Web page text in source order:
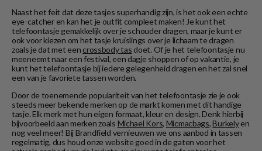
Naast het feit dat deze tasjes superhandig zijn, is het ook een echte
eye-catcher en kan het je outfit compleet maken! Je kunt het
telefoontasje gemakkelijk over je schouder dragen, maar je kunt er
ook voor kiezen om het tasje kruislings over je lichaam te dragen
zoals je dat met een crossbody tas doet. Of je het telefoontasje nu
meeneemt naar een festival, een dagje shoppen of op vakantie, je
kunt het telefoontasje bij iedere gelegenheid dragen en het zal snel
een van je favoriete tassen worden.
Door de toenemende populariteit van het telefoontasje zie je ook
steeds meer bekende merken op de markt komen met dit handige
tasje. Elk merk met hun eigen formaat, kleur en design. Denk hierbij
bijvoorbeeld aan merken zoals Michael Kors, Micmacbags,Burkelyen
nog veel meer! Bij Brandfield vernieuwen we ons aanbod in tassen
regelmatig, dus houd onze website goed in de gaten voor het